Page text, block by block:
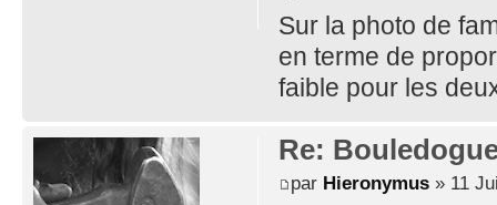
Sur la photo de
en terme de
faible pour les
Re:
par Hieronymus» 11